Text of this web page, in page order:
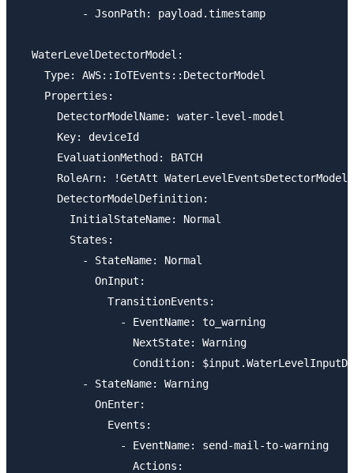
          - JsonPath: payload.timestamp
  WaterLevelDetectorModel:
    Type: AWS::IoTEvents::DetectorModel
    Properties:
      DetectorModelName: water-level-model
      Key: deviceId
      EvaluationMethod: BATCH
RoleArn: !GetAtt
      DetectorModelDefinition:
        InitialStateName: Normal
        States:
          - StateName: Normal
            OnInput:
              TransitionEvents:
                - EventName: to_warning
                  NextState: Warning
Condition:
          - StateName: Warning
            OnEnter:
              Events:
                - EventName: send-mail-to-warning
                  Actions: